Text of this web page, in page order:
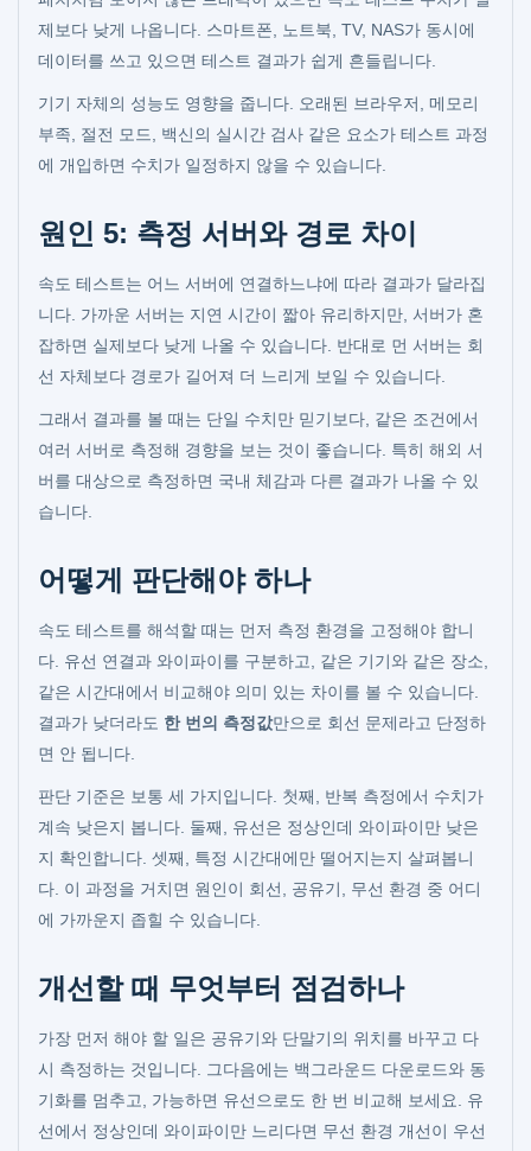
제보다 낮게 나옵니다. 스마트폰, 노트북, TV, NAS가 동시에
데이터를 쓰고 있으면 테스트 결과가 쉽게 흔들립니다.
기기 자체의 성능도 영향을 줍니다. 오래된 브라우저, 메모리
부족, 절전 모드, 백신의 실시간 검사 같은 요소가 테스트 과정
에 개입하면 수치가 일정하지 않을 수 있습니다.
원인 5: 측정 서버와 경로 차이
속도 테스트는 어느 서버에 연결하느냐에 따라 결과가 달라집
니다. 가까운 서버는 지연 시간이 짧아 유리하지만, 서버가 혼
잡하면 실제보다 낮게 나올 수 있습니다. 반대로 먼 서버는 회
선 자체보다 경로가 길어져 더 느리게 보일 수 있습니다.
그래서 결과를 볼 때는 단일 수치만 믿기보다, 같은 조건에서
여러 서버로 측정해 경향을 보는 것이 좋습니다. 특히 해외 서
버를 대상으로 측정하면 국내 체감과 다른 결과가 나올 수 있
습니다.
어떻게 판단해야 하나
속도 테스트를 해석할 때는 먼저 측정 환경을 고정해야 합니
다. 유선 연결과 와이파이를 구분하고, 같은 기기와 같은 장소,
같은 시간대에서 비교해야 의미 있는 차이를 볼 수 있습니다.
결과가 낮더라도 한 번의 측정값만으로 회선 문제라고 단정하
면 안 됩니다.
판단 기준은 보통 세 가지입니다. 첫째, 반복 측정에서 수치가
계속 낮은지 봅니다. 둘째, 유선은 정상인데 와이파이만 낮은
지 확인합니다. 셋째, 특정 시간대에만 떨어지는지 살펴봅니
다. 이 과정을 거치면 원인이 회선, 공유기, 무선 환경 중 어디
에 가까운지 좁힐 수 있습니다.
개선할 때 무엇부터 점검하나
가장 먼저 해야 할 일은 공유기와 단말기의 위치를 바꾸고 다
시 측정하는 것입니다. 그다음에는 백그라운드 다운로드와 동
기화를 멈추고, 가능하면 유선으로도 한 번 비교해 보세요. 유
선에서 정상인데 와이파이만 느리다면 무선 환경 개선이 우선